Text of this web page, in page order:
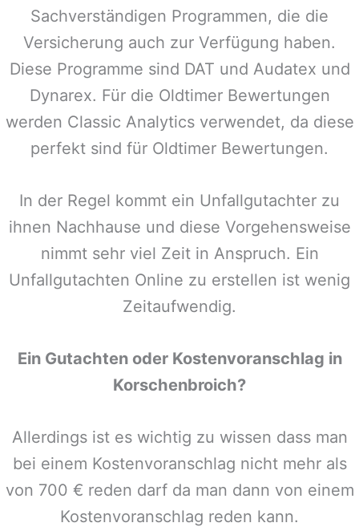
Sachverständigen Programmen, die die
Versicherung auch zur Verfügung haben.
Diese Programme sind DAT und Audatex und
Dynarex. Für die Oldtimer Bewertungen
werden Classic Analytics verwendet, da diese
perfekt sind für Oldtimer Bewertungen.
In der Regel kommt ein Unfallgutachter zu
ihnen Nachhause und diese Vorgehensweise
nimmt sehr viel Zeit in Anspruch. Ein
Unfallgutachten Online zu erstellen ist wenig
Zeitaufwendig.
Ein Gutachten oder Kostenvoranschlag in
Korschenbroich?
Allerdings ist es wichtig zu wissen dass man
bei einem Kostenvoranschlag nicht mehr als
von 700 € reden darf da man dann von einem
Kostenvoranschlag reden kann.